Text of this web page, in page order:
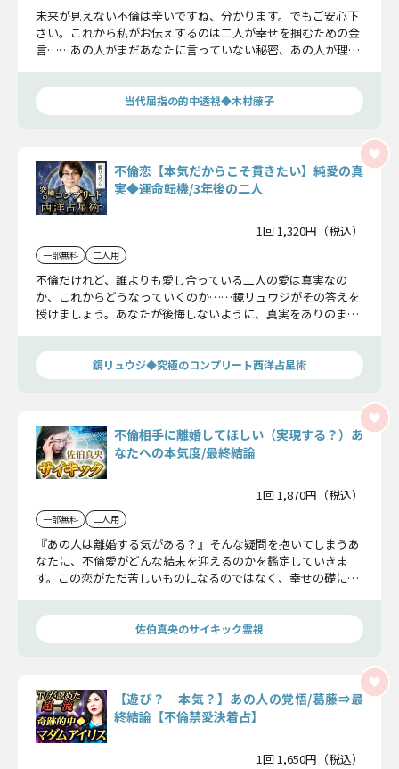
未来が見えない不倫は辛いですね、分かります。でもご安心下
さい。これから私がお伝えするのは二人が幸せを掴むための金
言……あの人がまだあなたに言っていない秘密、あの人が理想
当代屈指の的中透視◆木村藤子
不倫恋【本気だからこそ貫きたい】純愛の真
実◆運命転機/3年後の二人
1回 1,320円（税込）
一部無料 二人用
不倫だけれど、誰よりも愛し合っている二人の愛は真実なの
か、これからどうなっていくのか……鏡リュウジがその答えを
授けましょう。あなたが後悔しないように、真実をありのまま
鏡リュウジ◆究極のコンプリート西洋占星術
不倫相手に離婚してほしい（実現する？）あ
なたへの本気度/最終結論
1回 1,870円（税込）
一部無料 二人用
『あの人は離婚する気がある？』そんな疑問を抱いてしまうあ
なたに、不倫愛がどんな結末を迎えるのかを鑑定していきま
す。この恋がただ苦しいものになるのではなく、幸せの礎にし
佐伯真央のサイキック霊視
【遊び？ 本気？】あの人の覚悟/葛藤⇒最
終結論【不倫禁愛決着占】
1回 1,650円（税込）